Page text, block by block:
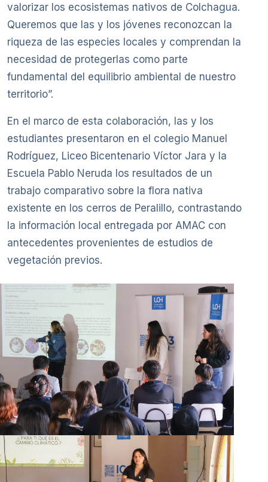
valorizar los ecosistemas nativos de Colchagua.
Queremos que las y los jóvenes reconozcan la
riqueza de las especies locales y comprendan la
necesidad de protegerlas como parte
fundamental del equilibrio ambiental de nuestro
territorio”.
En el marco de esta colaboración, las y los
estudiantes presentaron en el colegio Manuel
Rodríguez, Liceo Bicentenario Víctor Jara y la
Escuela Pablo Neruda los resultados de un
trabajo comparativo sobre la flora nativa
existente en los cerros de Peralillo, contrastando
la información local entregada por AMAC con
antecedentes provenientes de estudios de
vegetación previos.